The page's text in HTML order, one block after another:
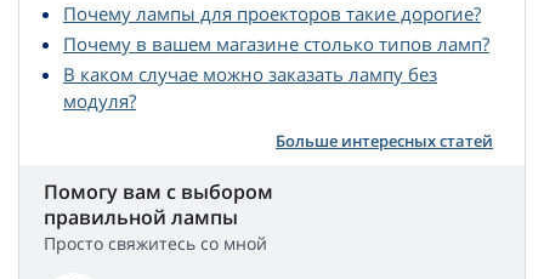
Почему лампы для проекторов такие дорогие?
Почему в вашем магазине столько типов ламп?
В каком случае можно заказать лампу без
модуля?
Больше интересных статей
Помогу вам с выбором
правильной лампы
Просто свяжитесь со мной